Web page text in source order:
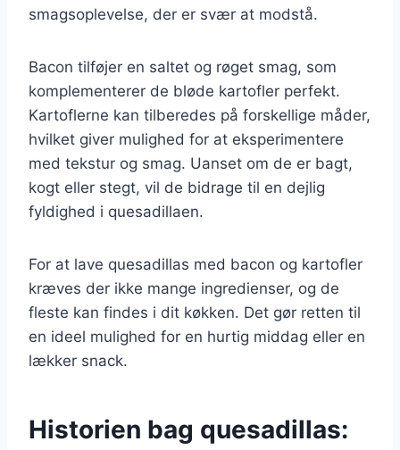
smagsoplevelse, der er svær at modstå.
Bacon tilføjer en saltet og røget smag, som
komplementerer de bløde kartofler perfekt.
Kartoflerne kan tilberedes på forskellige måder,
hvilket giver mulighed for at eksperimentere
med tekstur og smag. Uanset om de er bagt,
kogt eller stegt, vil de bidrage til en dejlig
fyldighed i quesadillaen.
For at lave quesadillas med bacon og kartofler
kræves der ikke mange ingredienser, og de
fleste kan findes i dit køkken. Det gør retten til
en ideel mulighed for en hurtig middag eller en
lækker snack.
Historien bag quesadillas: